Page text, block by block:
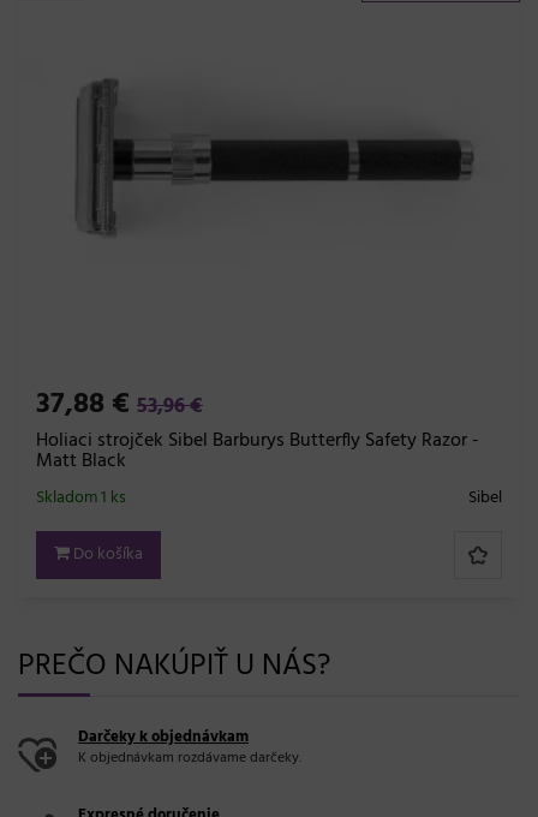
37,88 € 53,96 €
Holiaci strojček Sibel Barburys Butterfly Safety Razor -
Matt Black
Sibel
Skladom 1 ks
Do košíka
PREČO NAKÚPIŤ U NÁS?
Darčeky k objednávkam
K objednávkam rozdávame darčeky.